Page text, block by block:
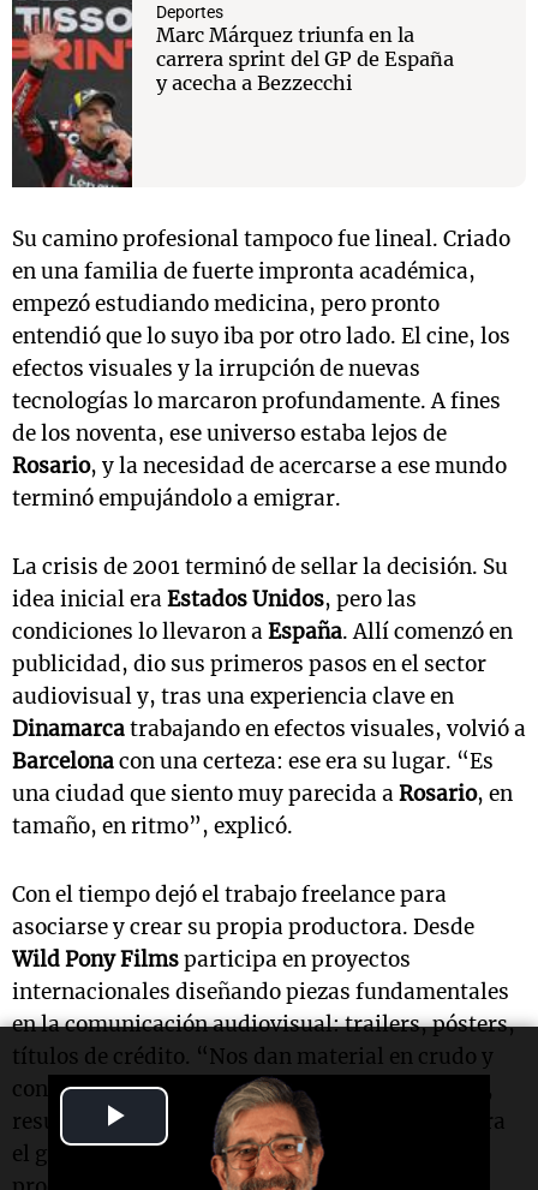
Video
Deportes
Marc Márquez triunfa en la
carrera sprint del GP de España
y acecha a Bezzecchi
Su camino profesional tampoco fue lineal. Criado
en una familia de fuerte impronta académica,
empezó estudiando medicina, pero pronto
entendió que lo suyo iba por otro lado. El cine, los
efectos visuales y la irrupción de nuevas
tecnologías lo marcaron profundamente. A fines
de los noventa, ese universo estaba lejos de
Rosario, y la necesidad de acercarse a ese mundo
terminó empujándolo a emigrar.
La crisis de 2001 terminó de sellar la decisión. Su
idea inicial eraEstados Unidos, pero las
condiciones lo llevaron aEspaña. Allí comenzó en
publicidad, dio sus primeros pasos en el sector
audiovisual y, tras una experiencia clave en
Dinamarcatrabajando en efectos visuales, volvió a
Barcelonacon una certeza: ese era su lugar. “Es
una ciudad que siento muy parecida aRosario, en
tamaño, en ritmo”, explicó.
Con el tiempo dejó el trabajo freelance para
asociarse y crear su propia productora. Desde
Wild Pony Filmsparticipa en proyectos
internacionales diseñando piezas fundamentales
en la comunicación audiovisual: trailers, pósters,
títulos de crédito. “Nos dan material en crudo y
construimos la identidad visual de la historia”,
resumió. Su trabajo, muchas veces invisible para
el gran público, es parte esencial de cómo las